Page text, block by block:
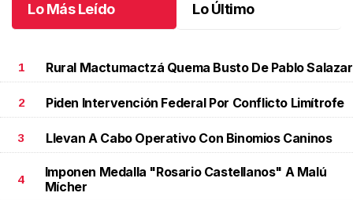
Lo Más Leído Lo Último
1 Rural Mactumactzá Quema Busto De Pablo Salazar
2 Piden Intervención Federal Por Conflicto Limítrofe
3 Llevan A Cabo Operativo Con Binomios Caninos
4
Imponen Medalla "Rosario Castellanos" A Malú
Mícher